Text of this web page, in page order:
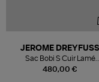
480,00 €
JEROME DREYFUSS
Sac Bobi S Cuir Lamé
Champagne